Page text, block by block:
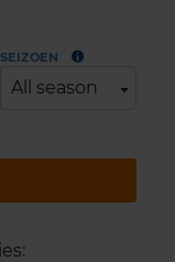
SEIZOEN
All season